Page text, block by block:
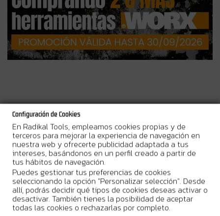
Más Información
Estahoja de sierra de segmento con grano de carburoestá
diseñada para trabajos con multiherramientas oscilantes
Sonicrafter. Es un accesorio útil para cortar, dar forma y retirar
material en azulejo, juntas, mampostería, hormigón poroso y
otros materiales duros compatibles.
Su diseño plano por un lado permite trabajar en esquinas y
realizar cortes a ras junto a superficies adyacentes, lo que la hace
práctica para trabajos de reforma, reparación y ajuste en zonas
concretas.
Configuración de Cookies
En Radikal Tools, empleamos cookies propias y de
terceros para mejorar la experiencia de navegación en
nuestra web y ofrecerte publicidad adaptada a tus
intereses, basándonos en un perfil creado a partir de
tus hábitos de navegación.
Puedes gestionar tus preferencias de cookies
seleccionando la opción "Personalizar selección". Desde
allí, podrás decidir qué tipos de cookies deseas activar o
desactivar. También tienes la posibilidad de aceptar
todas las cookies o rechazarlas por completo.